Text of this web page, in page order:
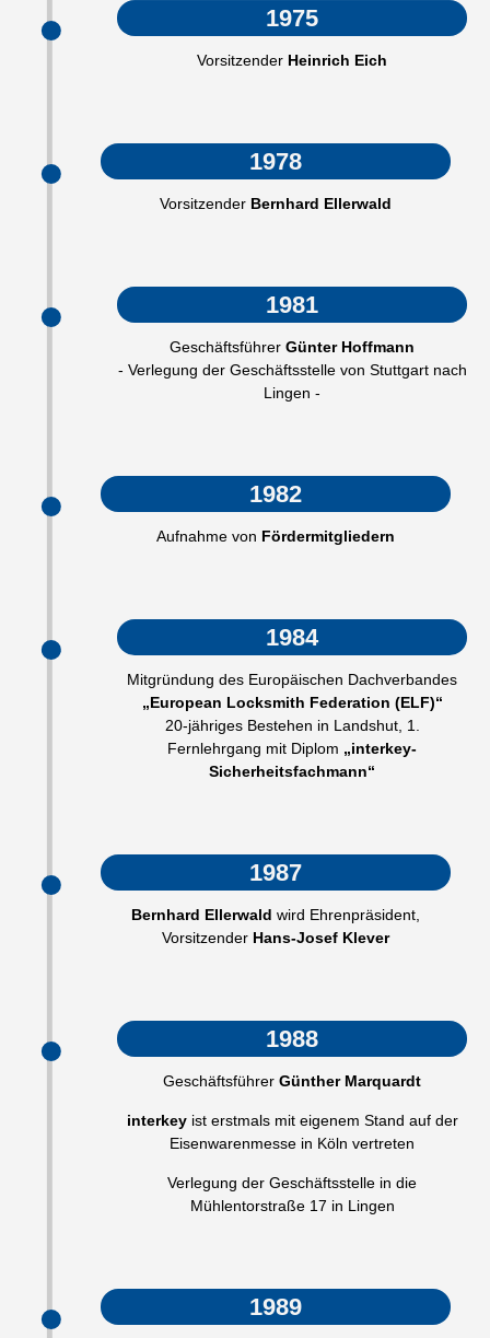
1975
Vorsitzender Heinrich Eich
1978
Vorsitzender Bernhard Ellerwald
1981
GeschäftsführerGünter Hoffmann
- Verlegung der Geschäftsstelle von Stuttgart nach
Lingen -
1982
Aufnahme von Fördermitgliedern
1984
Mitgründung des Europäischen Dachverbandes
„European Locksmith Federation (ELF)“
20-jähriges Bestehen in Landshut, 1.
Fernlehrgang mit Diplom „interkey-
Sicherheitsfachmann“
1987
Bernhard Ellerwald wird Ehrenpräsident,
Vorsitzender Hans-Josef Klever
1988
GeschäftsführerGünther Marquardt
interkeyist erstmals mit eigenem Stand auf der
Eisenwarenmesse in Köln vertreten
Verlegung der Geschäftsstelle in die
Mühlentorstraße 17 in Lingen
1989